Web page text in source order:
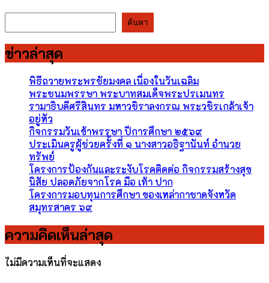
ค้นหา
ข่าวล่าสุด
พิธีถวายพระพรชัยมงคล เนื่องในวันเฉลิม
พระชนมพรรษา พระบาทสมเด็จพระปรเมนทร
รามาธิบดีศรีสินทร มหาวชิราลงกรณ พระวชิรเกล้าเจ้า
อยู่หัว
กิจกรรมวันเข้าพรรษา ปีการศึกษา ๒๕๖๙
ประเมินครูผู้ช่วยครั้งที่ ๑ นางสาวอธิฐานันท์ อำนวย
ทรัพย์
โครงการป้องกันและระงับโรคติดต่อ กิจกรรมสร้างสุข
นิสัย ปลอดภัยจากโรค มือ เท้า ปาก
โครงการมอบทุนการศึกษา ของเหล่ากาชาดจังหวัด
สมุทรสาคร ๖๙
ความคิดเห็นล่าสุด
ไม่มีความเห็นที่จะแสดง